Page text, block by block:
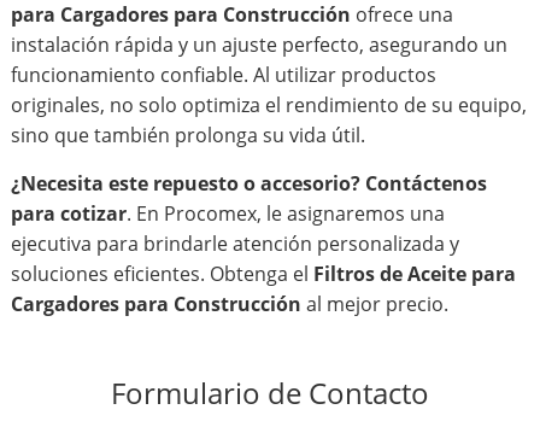
para Cargadores para Construcción ofrece una
instalación rápida y un ajuste perfecto, asegurando un
funcionamiento confiable. Al utilizar productos
originales, no solo optimiza el rendimiento de su equipo,
sino que también prolonga su vida útil.
¿Necesita este repuesto o accesorio? Contáctenos
para cotizar. En Procomex, le asignaremos una
ejecutiva para brindarle atención personalizada y
soluciones eficientes. Obtenga el Filtros de Aceite para
Cargadores para Construcción al mejor precio.
Formulario de Contacto